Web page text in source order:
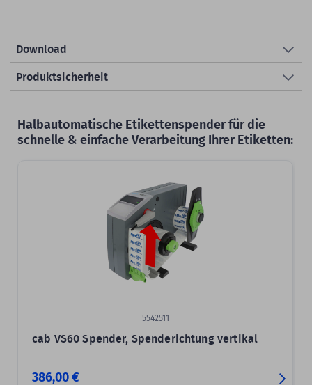
Download
Produktsicherheit
Halbautomatische Etikettenspender für die
schnelle & einfache Verarbeitung Ihrer Etiketten:
cab VS60 Spender, Spenderichtung vertikal
5542511
386,00 €